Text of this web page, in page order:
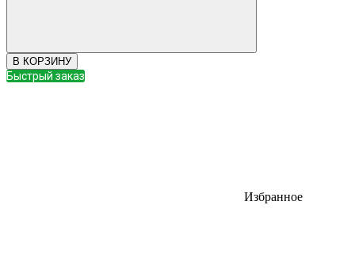
В КОРЗИНУ
Быстрый заказ
Избранное